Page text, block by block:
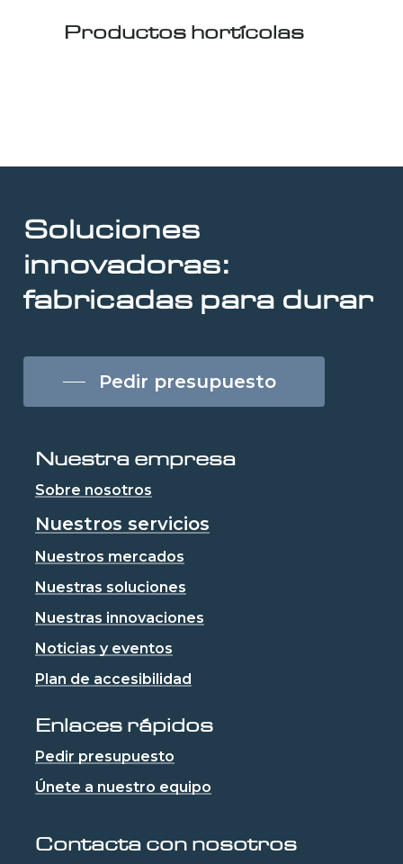
Productos hortícolas
Soluciones
innovadoras:
fabricadas para durar
Pedir presupuesto
Nuestra empresa
Sobre nosotros
Nuestros servicios
Nuestros mercados
Nuestras soluciones
Nuestras innovaciones
Noticias y eventos
Plan de accesibilidad
Enlaces rápidos
Pedir presupuesto
Únete a nuestro equipo
Contacta con nosotros